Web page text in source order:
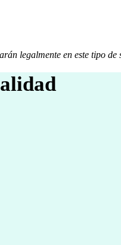
legalmente en este tipo